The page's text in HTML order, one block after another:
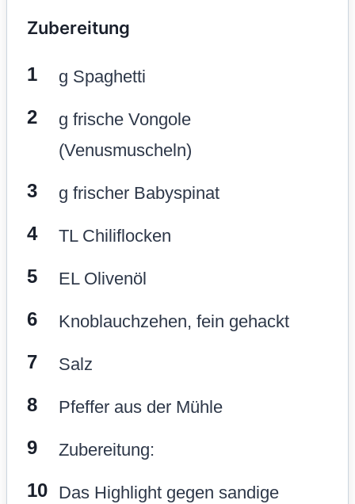
Zubereitung
g Spaghetti
g frische Vongole
(Venusmuscheln)
g frischer Babyspinat
TL Chiliflocken
EL Olivenöl
Knoblauchzehen, fein gehackt
Salz
Pfeffer aus der Mühle
Zubereitung:
Das Highlight gegen sandige